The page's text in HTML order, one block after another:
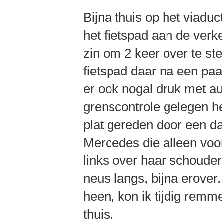
Bijna thuis op het
het fietspad aan de
zin om 2 keer over te
fietspad daar na een
er ook nogal druk met
grenscontrole gelegen
plat gereden door een
Mercedes die alleen
links over haar
neus langs, bijna
heen, kon ik tijdig
thuis.